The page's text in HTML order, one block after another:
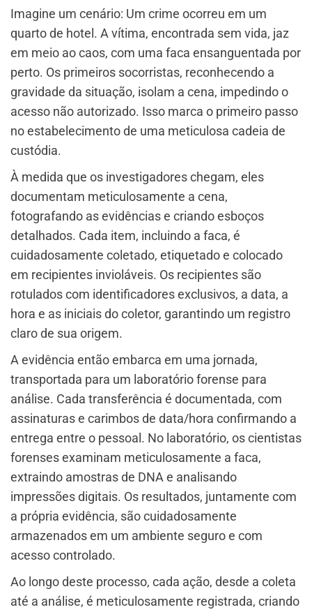
Imagine um cenário: Um crime ocorreu em um
quarto de hotel. A vítima, encontrada sem vida, jaz
em meio ao caos, com uma faca ensanguentada por
perto. Os primeiros socorristas, reconhecendo a
gravidade da situação, isolam a cena, impedindo o
acesso não autorizado. Isso marca o primeiro passo
no estabelecimento de uma meticulosa cadeia de
custódia.
À medida que os investigadores chegam, eles
documentam meticulosamente a cena,
fotografando as evidências e criando esboços
detalhados. Cada item, incluindo a faca, é
cuidadosamente coletado, etiquetado e colocado
em recipientes invioláveis. Os recipientes são
rotulados com identificadores exclusivos, a data, a
hora e as iniciais do coletor, garantindo um registro
claro de sua origem.
A evidência então embarca em uma jornada,
transportada para um laboratório forense para
análise. Cada transferência é documentada, com
assinaturas e carimbos de data/hora confirmando a
entrega entre o pessoal. No laboratório, os cientistas
forenses examinam meticulosamente a faca,
extraindo amostras de DNA e analisando
impressões digitais. Os resultados, juntamente com
a própria evidência, são cuidadosamente
armazenados em um ambiente seguro e com
acesso controlado.
Ao longo deste processo, cada ação, desde a coleta
até a análise, é meticulosamente registrada, criando